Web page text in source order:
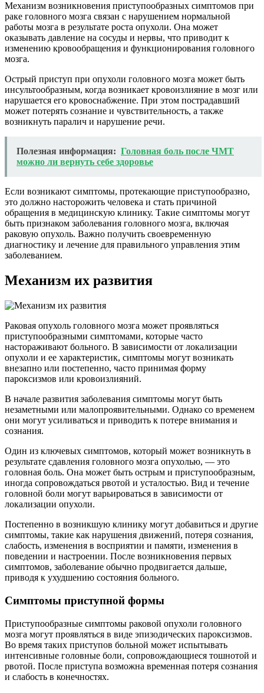
Механизм возникновения приступообразных симптомов при
раке головного мозга связан с нарушением нормальной
работы мозга в результате роста опухоли. Она может
оказывать давление на сосуды и нервы, что приводит к
изменению кровообращения и функционирования головного
мозга.
Острый приступ при опухоли головного мозга может быть
инсультообразным, когда возникает кровоизлияние в мозг или
нарушается его кровоснабжение. При этом пострадавший
может потерять сознание и чувствительность, а также
возникнуть паралич и нарушение речи.
Полезная информация: Головная боль после ЧМТ
можно ли вернуть себе здоровье
Если возникают симптомы, протекающие приступообразно,
это должно насторожить человека и стать причиной
обращения в медицинскую клинику. Такие симптомы могут
быть признаком заболевания головного мозга, включая
раковую опухоль. Важно получить своевременную
диагностику и лечение для правильного управления этим
заболеванием.
Механизм их развития
Раковая опухоль головного мозга может проявляться
приступообразными симптомами, которые часто
настораживают больного. В зависимости от локализации
опухоли и ее характеристик, симптомы могут возникать
внезапно или постепенно, часто принимая форму
пароксизмов или кровоизлияний.
В начале развития заболевания симптомы могут быть
незаметными или малопроявительными. Однако со временем
они могут усиливаться и приводить к потере внимания и
сознания.
Один из ключевых симптомов, который может возникнуть в
результате сдавления головного мозга опухолью, — это
головная боль. Она может быть острым и приступообразным,
иногда сопровождаться рвотой и усталостью. Вид и течение
головной боли могут варьироваться в зависимости от
локализации опухоли.
Постепенно в возникшую клинику могут добавиться и другие
симптомы, такие как нарушения движений, потеря сознания,
слабость, изменения в восприятии и памяти, изменения в
поведении и настроении. После возникновения первых
симптомов, заболевание обычно продвигается дальше,
приводя к ухудшению состояния больного.
Симптомы приступной формы
Приступообразные симптомы раковой опухоли головного
мозга могут проявляться в виде эпизодических пароксизмов.
Во время таких приступов больной может испытывать
интенсивные головные боли, сопровождающиеся тошнотой и
рвотой. После приступа возможна временная потеря сознания
и слабость в конечностях.